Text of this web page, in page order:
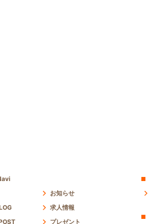
お知らせ
求人情報
プレゼント